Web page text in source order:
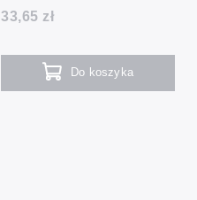
33,65 zł
Do koszyka